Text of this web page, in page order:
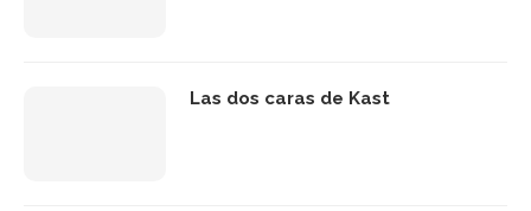
Las dos caras de Kast